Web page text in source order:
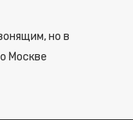
но в
Москве